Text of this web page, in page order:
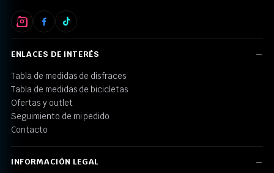
ENLACES DE INTERÉS
Tabla de medidas de disfraces
Tabla de medidas de bicicletas
Ofertas y outlet
Seguimiento de mi pedido
Contacto
INFORMACIÓN LEGAL